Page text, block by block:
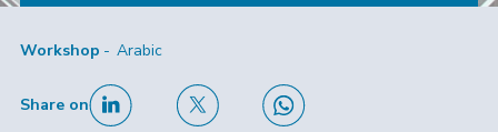
Workshop Arabic
Share on